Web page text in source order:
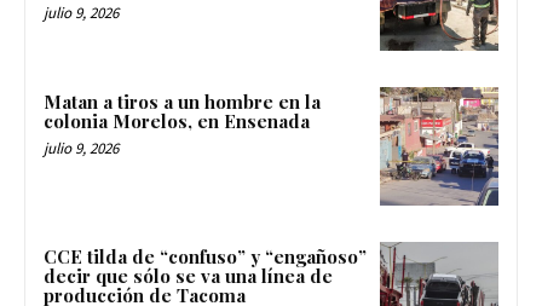
julio 9, 2026
Matan a tiros a un hombre en la
colonia Morelos, en Ensenada
julio 9, 2026
CCE tilda de “confuso” y “engañoso”
decir que sólo se va una línea de
producción de Tacoma